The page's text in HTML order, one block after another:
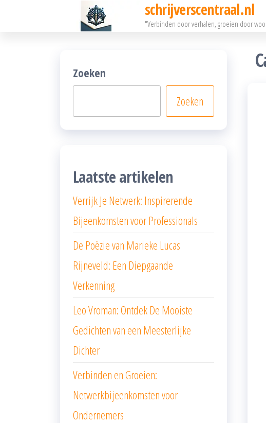
schrijverscentraal.nl
"Verbinden door verhalen, groeien door
Zoeken
Zoeken
Laatste artikelen
Verrijk Je Netwerk: Inspirerende
Bijeenkomsten voor Professionals
De Poëzie van Marieke Lucas
Rijneveld: Een Diepgaande
Verkenning
Leo Vroman: Ontdek De Mooiste
Gedichten van een Meesterlijke
Dichter
Verbinden en Groeien:
Netwerkbijeenkomsten voor
Ondernemers